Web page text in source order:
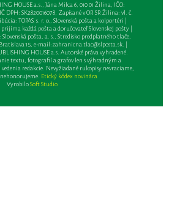
HOUSE a.s., Jána Milca 6, 010 01 Žilina, IČO:
DPH: SK2820016078, Zapísané v OR SR Žilina: vl. č.
TOPAS, s. r. o., Slovenská pošta a kolportéri |
každá pošta a doručovateľ Slovenskej pošty |
pošta, a. s., Stredisko predplatného tlače,
15, e-mail:zahranicna.tlac@slposta.sk. |
HOUSE a.s. Autorské práva vyhradené.
textu, fotografií a grafov len s výhradným a
redakcie. Nevyžiadané rukopisy nevraciame,
Etický kódex novinára
VyrobiloSoft Studio